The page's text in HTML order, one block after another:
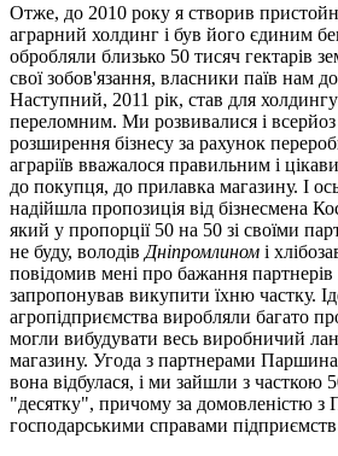
Отже, до 2010 року я створив
аграрний холдинг і був його єдиним
обробляли близько 50 тисяч гектарів
свої зобов'язання, власники паїв нам
Наступний, 2011 рік, став для
переломним. Ми розвивалися і
розширення бізнесу за рахунок
аграріїв вважалося правильним і
до покупця, до прилавка магазину. І
надійшла пропозиція від бізнесмена
який у пропорції 50 на 50 зі своїми
не буду, володів Дніпромлином і
повідомив мені про бажання партнерів
запропонував викупити їхню частку.
агропідприємства виробляли багато
могли вибудувати весь виробничий
магазину. Угода з партнерами
вона відбулася, і ми зайшли з часткою
"десятку", причому за домовленістю
господарськими справами